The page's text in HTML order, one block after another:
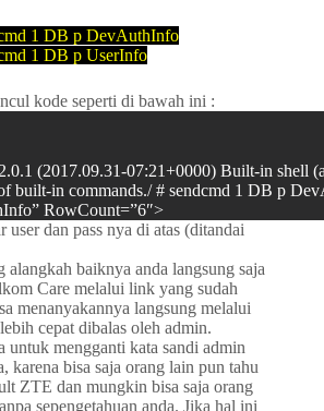
1 DB p DevAuthInfo
1 DB p UserInfo
kode seperti di bawah ini :
(2017.09.31-07:21+0000) Built-in shell
built-in commands./ # sendcmd 1 DB p
RowCount=”6″>
val=”IGD.AU1″/>
val=”1″/>
val=”0″/>
val=”1″/>
>
>
val=”1″/>
>
val=”0″/>
user dan pass nya di atas (ditandai
alangkah baiknya anda langsung saja
Care melalui link yang sudah
menanyakannya langsung melalui
cepat dibalas oleh admin.
untuk mengganti kata sandi admin
karena bisa saja orang lain pun tahu
ZTE dan mungkin bisa saja orang
sepengetahuan anda. Jika hal ini